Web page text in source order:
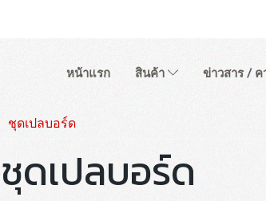
หน้าแรก สินค้า ข่าวสาร /
ชุดเปลบอร์ด
ชุดเปลบอร์ด